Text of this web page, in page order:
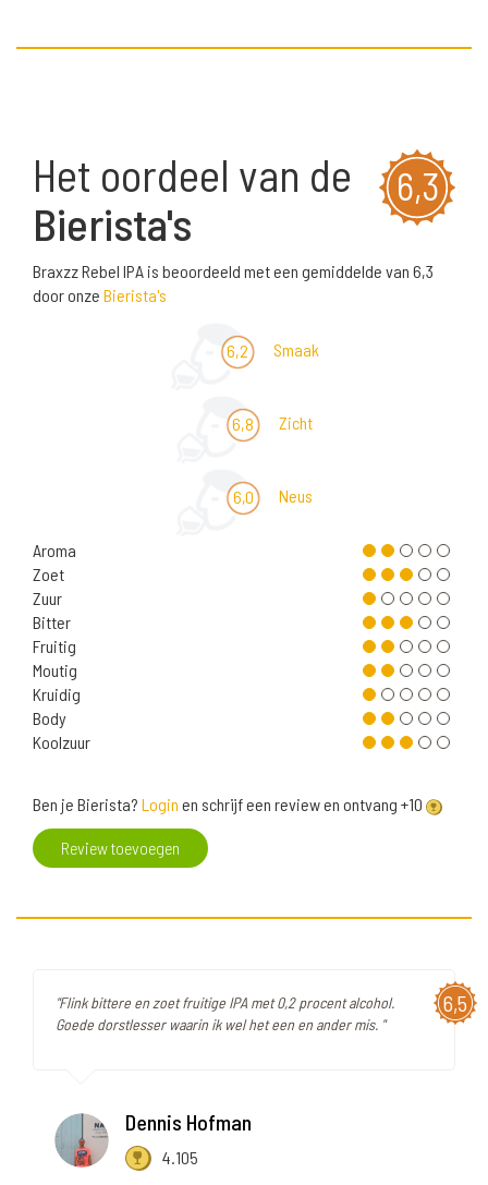
6,3
Het oordeel van de
Bierista's
Braxzz Rebel IPA is beoordeeld met een gemiddelde van 6,3
door onze Bierista's
6,2 Smaak
6,8 Zicht
6,0 Neus
Aroma
Zoet
Zuur
Bitter
Fruitig
Moutig
Kruidig
Body
Koolzuur
Ben je Bierista? Login en schrijf een review en ontvang +10
Review toevoegen
6,5
"Flink bittere en zoet fruitige IPA met 0,2 procent alcohol.
Goede dorstlesser waarin ik wel het een en ander mis. "
Dennis Hofman
4.105